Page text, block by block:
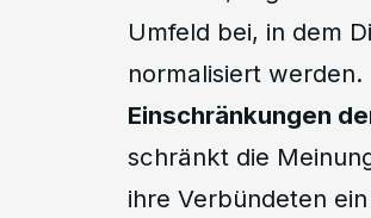
Umfeld bei, in dem
normalisiert werden.
Einschränkungen
schränkt die
ihre Verbündeten